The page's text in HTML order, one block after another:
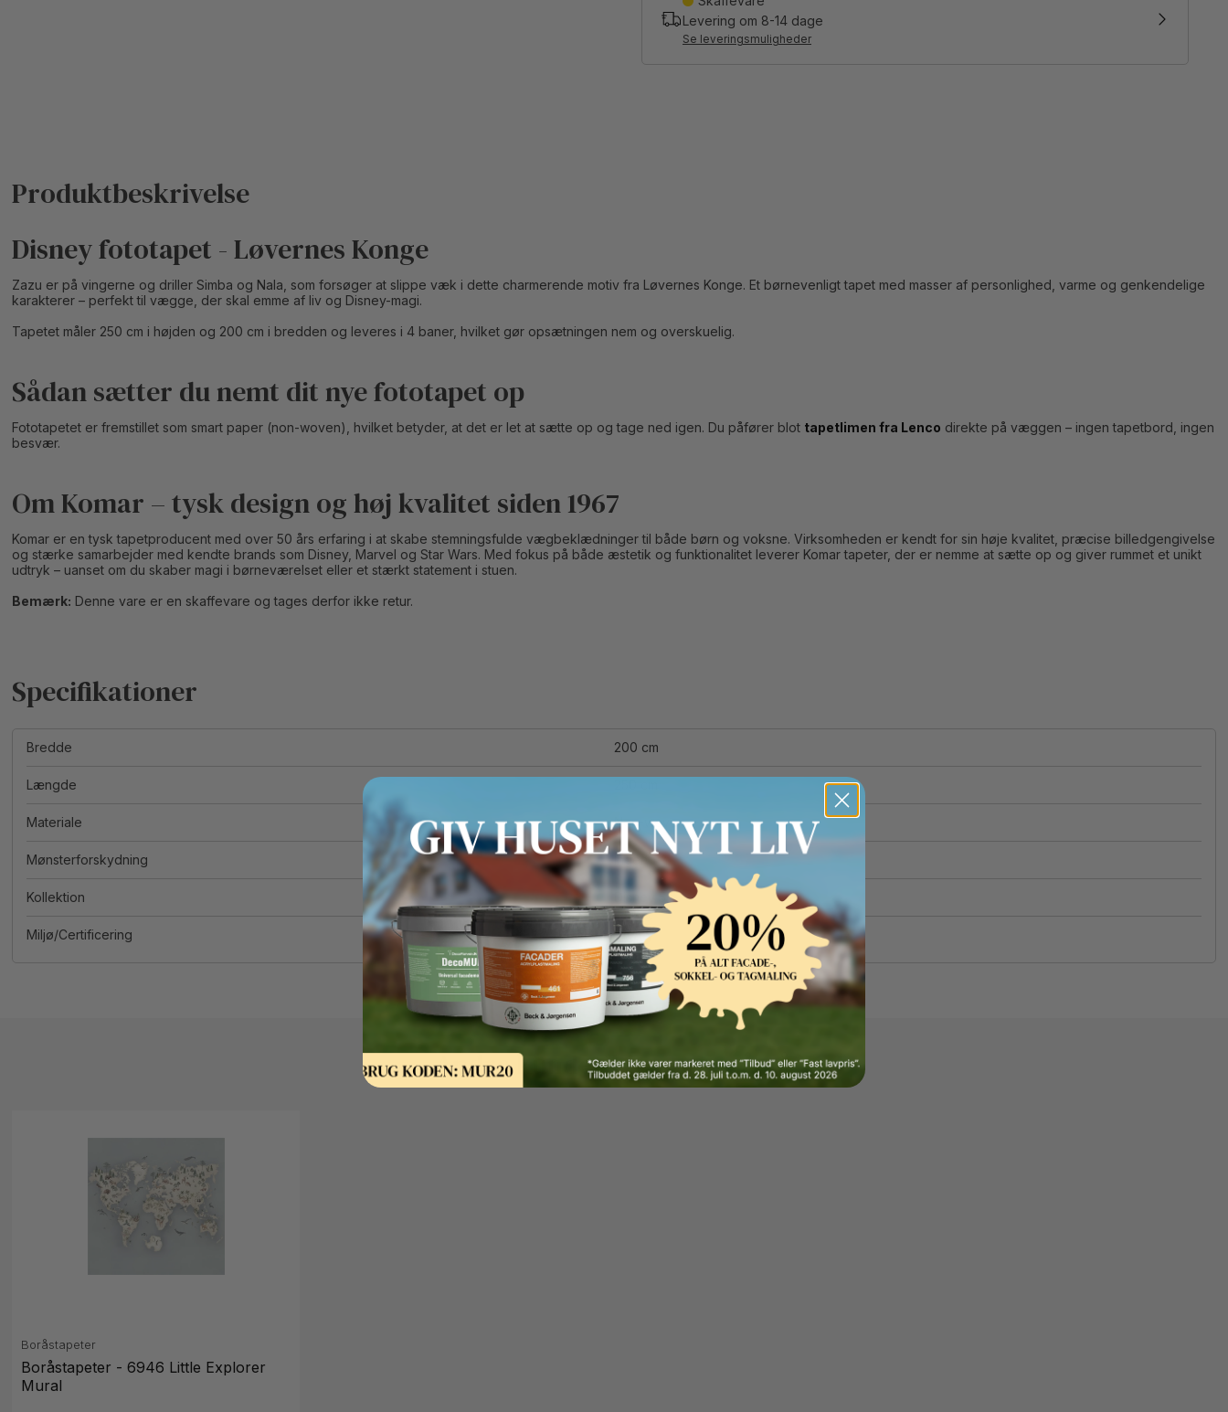
Levering om 8-14 dage
Se leveringsmuligheder
Disney fototapet - Løvernes Konge
Zazu er på vingerne og driller Simba og Nala, som forsøger at slippe væk i dette charmerende motiv fra Løvernes Konge. Et børnevenligt tapet med masser af personlighed, varme og genkendelige
karakterer – perfekt til vægge, der skal emme af liv og Disney-magi.
Tapetet måler 250 cm i højden og 200 cm i bredden og leveres i 4 baner, hvilket gør opsætningen nem og overskuelig.
Sådan sætter du nemt dit nye fototapet op
Fototapetet er fremstillet som smart paper (non-woven), hvilket betyder, at det er let at sætte op og tage ned igen. Du påfører blot tapetlimen fra Lenco direkte på væggen – ingen tapetbord, ingen
besvær.
Om Komar – tysk design og høj kvalitet siden 1967
Komar er en tysk tapetproducent med over 50 års erfaring i at skabe stemningsfulde vægbeklædninger til både børn og voksne. Virksomheden er kendt for sin høje kvalitet, præcise billedgengivelse
og stærke samarbejder med kendte brands som Disney, Marvel og Star Wars. Med fokus på både æstetik og funktionalitet leverer Komar tapeter, der er nemme at sætte op og giver rummet et unikt
udtryk – uanset om du skaber magi i børneværelset eller et stærkt statement i stuen.
Bemærk: Denne vare er en skaffevare og tages derfor ikke retur.
Bredde 200 cm
Længde
Materiale Non-woven
Mønsterforskydning Ingen
Kollektion Disney 5
Miljø/Certificering
Andre kunder kigger også på
Boråstapeter
Boråstapeter - 6946 Little Explorer
Mural